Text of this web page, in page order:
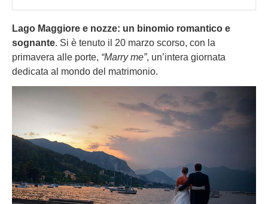
Lago Maggiore e nozze: un binomio romantico e
sognante. Si è tenuto il 20 marzo scorso, con la
primavera alle porte, “Marry me”, un’intera giornata
dedicata al mondo del matrimonio.